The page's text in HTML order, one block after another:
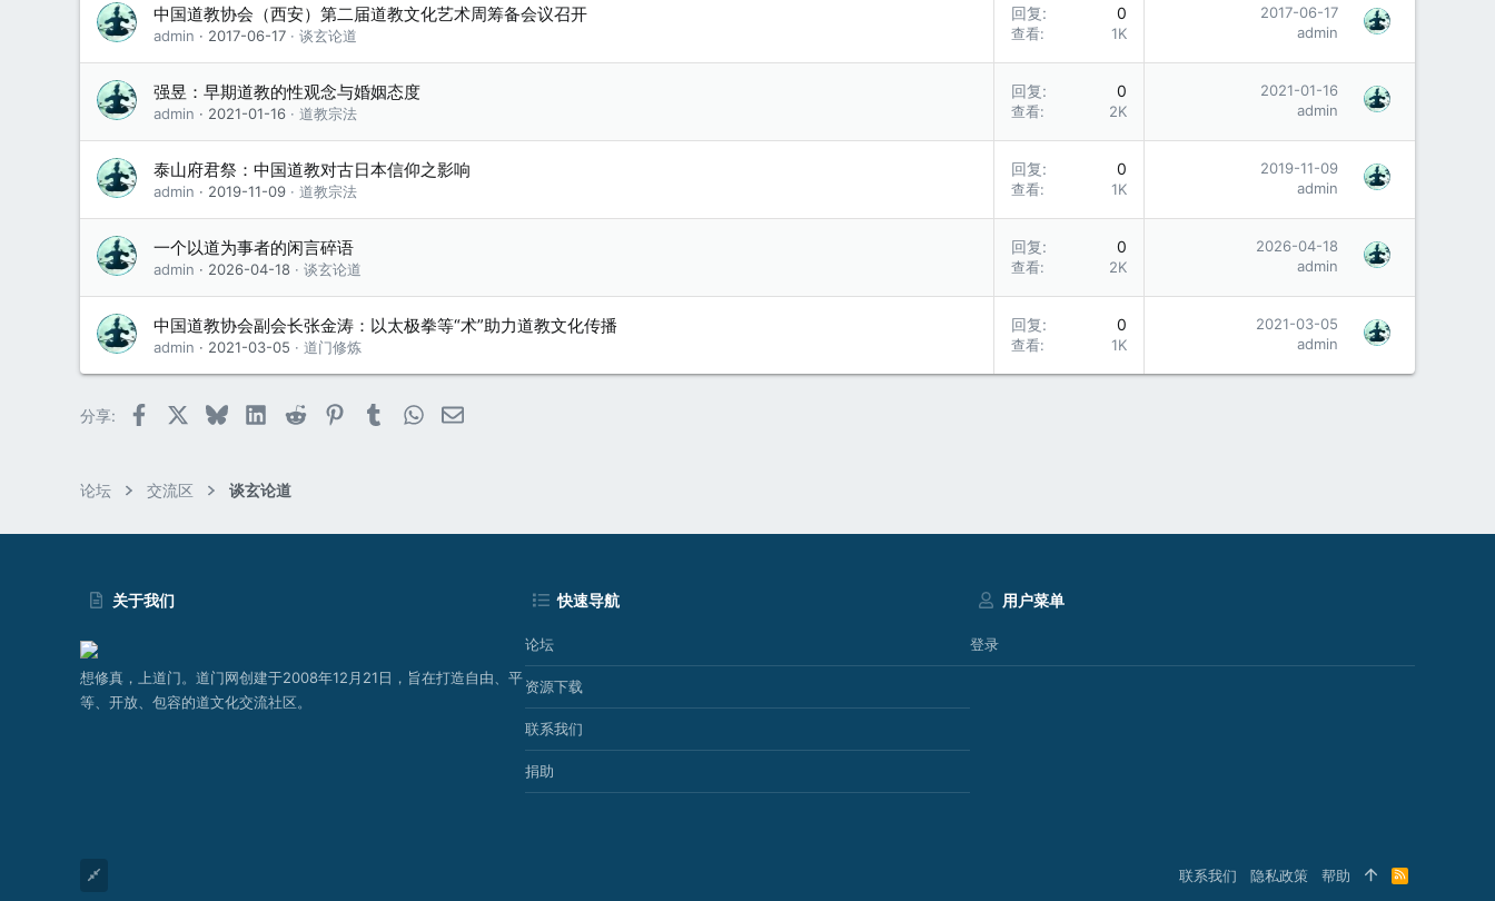
中国道教协会（西安）第二届道教文化艺术周筹备会议召开
admin 2017-06-17 谈玄论道
回复 0
查看 1K
2017-06-17
admin
强昱：早期道教的性观念与婚姻态度
admin 2021-01-16 道教宗法
回复 0
查看 2K
2021-01-16
admin
泰山府君祭：中国道教对古日本信仰之影响
admin 2019-11-09 道教宗法
回复 0
查看 1K
2019-11-09
admin
一个以道为事者的闲言碎语
admin 2026-04-18 谈玄论道
回复 0
查看 2K
2026-04-18
admin
中国道教协会副会长张金涛：以太极拳等“术”助力道教文化传播
admin 2021-03-05 道门修炼
回复 0
查看 1K
2021-03-05
admin
分享: FacebookX (Twitter)
BlueskyLinkedIn
Reddit PinterestTumblrWhatsApp
邮件
论坛 交流区 谈玄论道
关于我们
想修真，上道门。道门网创建于2008年12月21日，旨在打造自由、平
等、开放、包容的道文化交流社区。
快速导航
论坛
资源下载
联系我们
捐助
用户菜单
登录
联系我们 隐私政策 帮助
R
S